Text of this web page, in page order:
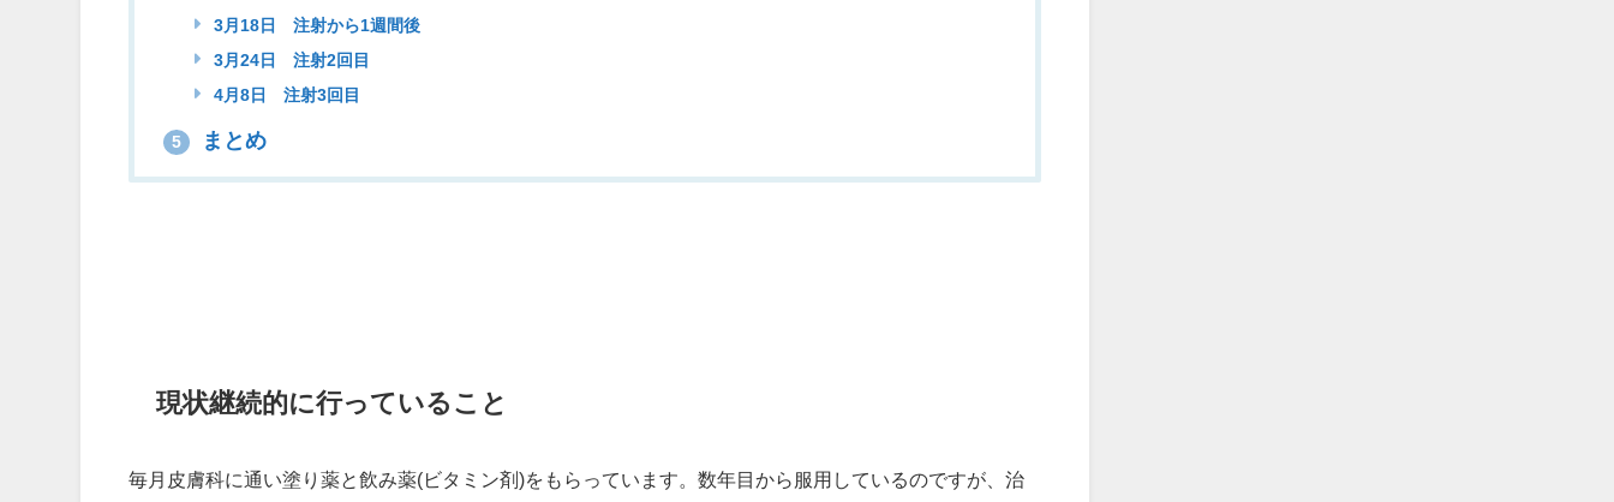
3月18日 注射から1週間後
3月24日 注射2回目
4月8日 注射3回目
5 まとめ
現状継続的に行っていること
毎月皮膚科に通い塗り薬と飲み薬(ビタミン剤)をもらっています。数年目から服用しているのですが、治